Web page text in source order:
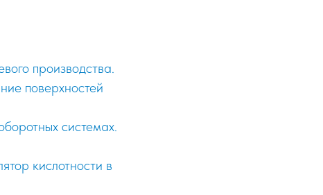
производства.
поверхностей
системах.
кислотности в